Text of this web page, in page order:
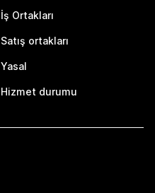
İş Ortakları
Satış ortakları
Yasal
Hizmet durumu